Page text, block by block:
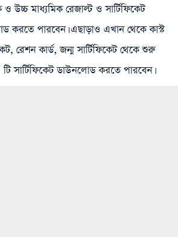
ও উচ্চ মাধ্যমিক রেজাল্ট ও সার্টিফিকেট
করতে পারবেন। এছাড়াও এখান থেকে কাস্ট
রেশন কার্ড, জন্ম সার্টিফিকেট থেকে শুরু
সার্টিফিকেট ডাউনলোড করতে পারবেন।